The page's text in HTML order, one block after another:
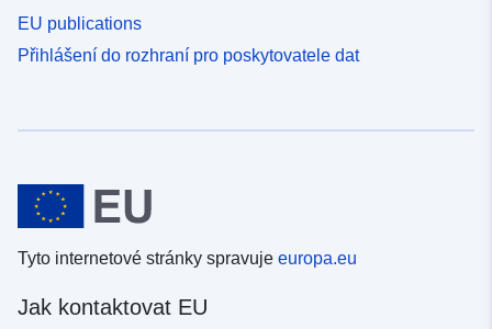
EU publications
Přihlášení do rozhraní pro poskytovatele dat
Tyto internetové stránky spravuje europa.eu
Jak kontaktovat EU